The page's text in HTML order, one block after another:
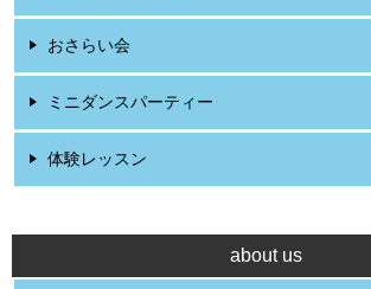
おさらい会
ミニダンスパーティー
体験レッスン
about us